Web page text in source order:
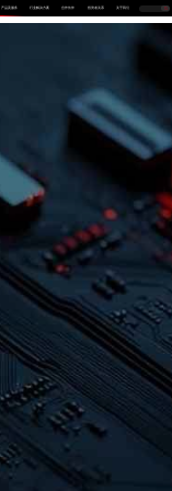
产品及服务 行业解决方案 合作伙伴 投资者关系 关于我们